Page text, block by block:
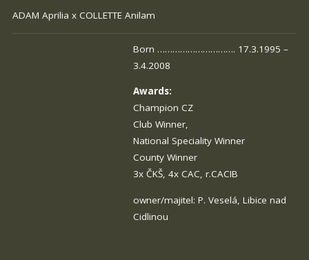
ADAM Aprilia x COLLETTE Anilam
Born …………………………. 17.3.1995 –
3.4.2008
Awards:
Champion CZ
Club Winner,
National Speciality Winner
County Winner
3x ČKŠ, 4x CAC, r.CACIB
owner/majitel: P. Veselá, Libice nad
Cidlinou